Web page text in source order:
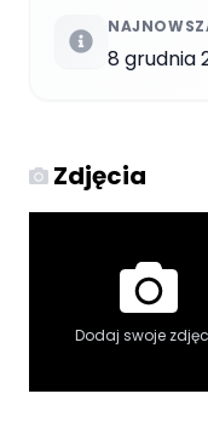
8 grudnia
Zdjęcia
Dodaj swoje